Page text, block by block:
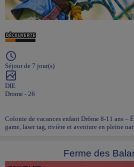
Séjour de 7 jour(s)
DIE
Drome - 26
Colonie de vacances enfant Drôme 8-11 ans –
game, laser tag, rivière et aventure en pleine
Ferme des